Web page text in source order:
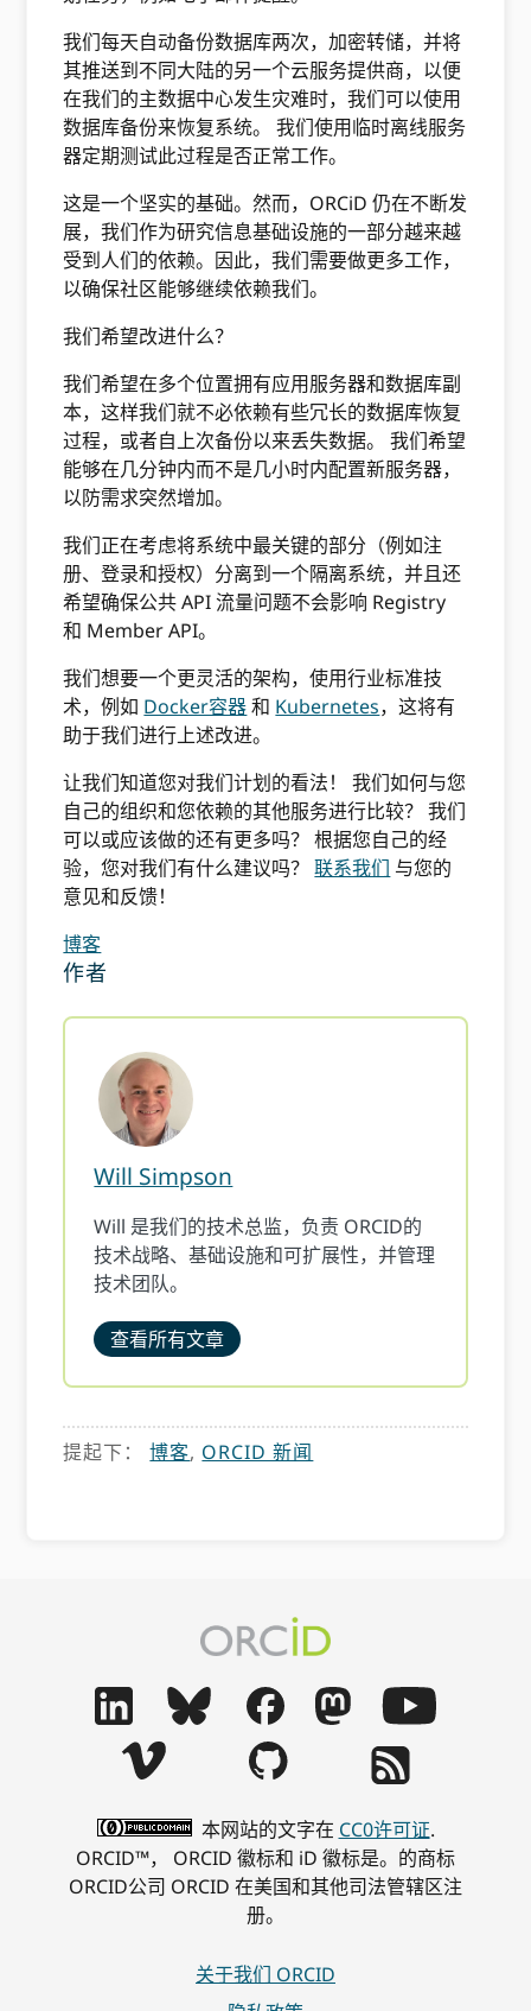
我们每天自动备份数据库两次，加密转储，并将
其推送到不同大陆的另一个云服务提供商，以便
在我们的主数据中心发生灾难时，我们可以使用
数据库备份来恢复系统。 我们使用临时离线服务
器定期测试此过程是否正常工作。
这是一个坚实的基础。然而，ORCiD 仍在不断发
展，我们作为研究信息基础设施的一部分越来越
受到人们的依赖。因此，我们需要做更多工作，
以确保社区能够继续依赖我们。
我们希望改进什么？
我们希望在多个位置拥有应用服务器和数据库副
本，这样我们就不必依赖有些冗长的数据库恢复
过程，或者自上次备份以来丢失数据。 我们希望
能够在几分钟内而不是几小时内配置新服务器，
以防需求突然增加。
我们正在考虑将系统中最关键的部分（例如注
册、登录和授权）分离到一个隔离系统，并且还
希望确保公共 API 流量问题不会影响 Registry
和 Member API。
我们想要一个更灵活的架构，使用行业标准技
术，例如 Docker容器和 Kubernetes，这将有
助于我们进行上述改进。
让我们知道您对我们计划的看法！ 我们如何与您
自己的组织和您依赖的其他服务进行比较？ 我们
可以或应该做的还有更多吗？ 根据您自己的经
验，您对我们有什么建议吗？联系我们 与您的
意见和反馈！
博客
作者
Will Simpson
Will 是我们的技术总监，负责 ORCID的
技术战略、基础设施和可扩展性，并管理
技术团队。
查看所有文章
提起下：博客, ORCID 新闻
本网站的文字在 CC0许可证.
ORCID™， ORCID 徽标和 iD 徽标是。的商标
ORCID公司 ORCID 在美国和其他司法管辖区注
册。
关于我们 ORCID